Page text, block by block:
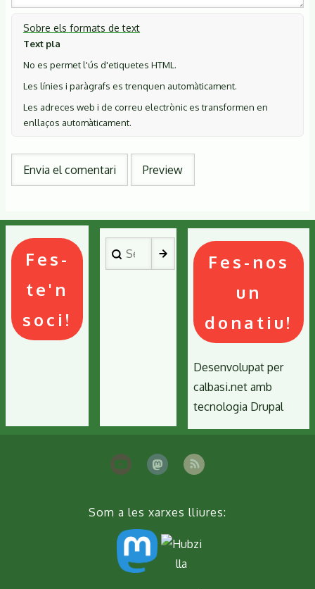
Sobre els formats de text
Text pla
No es permet l'ús d'etiquetes HTML.
Les línies i paràgrafs es trenquen automàticament.
Les adreces web i de correu electrònic es transformen en
enllaços automàticament.
Fes-
te'n
soci!
Search
Fes-nos
un
donatiu!
Desenvolupat per
calbasi.net amb
tecnologia Drupal
Som a les xarxes lliures: